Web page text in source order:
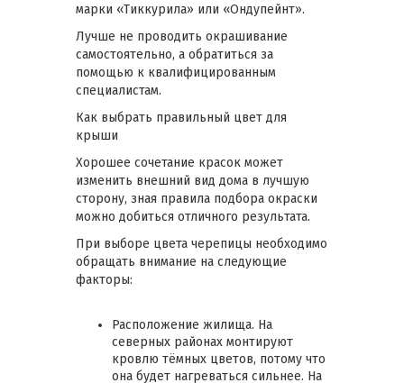
марки «Тиккурила» или «Ондупейнт».
Лучше не проводить окрашивание
самостоятельно, а обратиться за
помощью к квалифицированным
специалистам.
Как выбрать правильный цвет для
крыши
Хорошее сочетание красок может
изменить внешний вид дома в лучшую
сторону, зная правила подбора окраски
можно добиться отличного результата.
При выборе цвета черепицы необходимо
обращать внимание на следующие
факторы:
Расположение жилища. На
северных районах монтируют
кровлю тёмных цветов, потому что
она будет нагреваться сильнее. На